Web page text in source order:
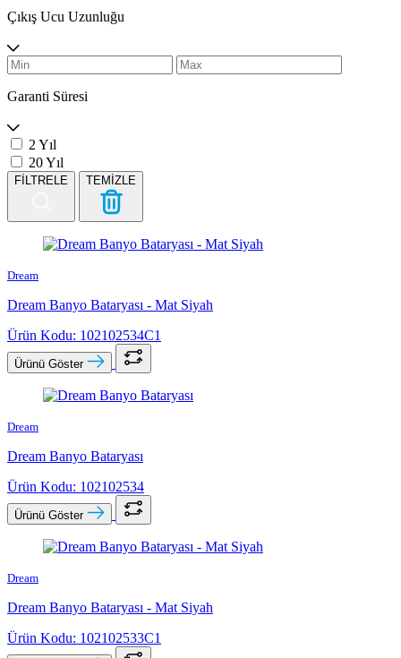
Çıkış Ucu Uzunluğu
Garanti Süresi
2 Yıl
20 Yıl
FİLTRELE TEMİZLE
Dream
Dream Banyo Bataryası - Mat Siyah
Ürün Kodu: 102102534C1
Ürünü Göster
Dream
Dream Banyo Bataryası
Ürün Kodu: 102102534
Ürünü Göster
Dream
Dream Banyo Bataryası - Mat Siyah
Ürün Kodu: 102102533C1